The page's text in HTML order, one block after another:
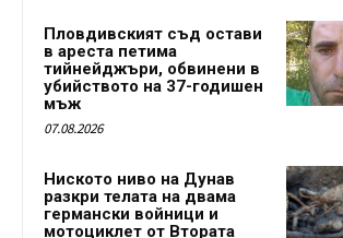
Пловдивският съд остави
в ареста петима
тийнейджъри, обвинени в
убийството на 37-годишен
мъж
07.08.2026
Ниското ниво на Дунав
разкри телата на двама
германски войници и
мотоциклет от Втората